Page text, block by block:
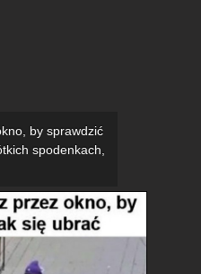
by sprawdzić
spodenkach,